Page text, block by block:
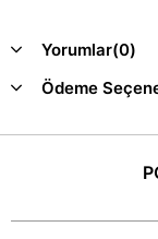
Yorumlar(0)
Ödeme